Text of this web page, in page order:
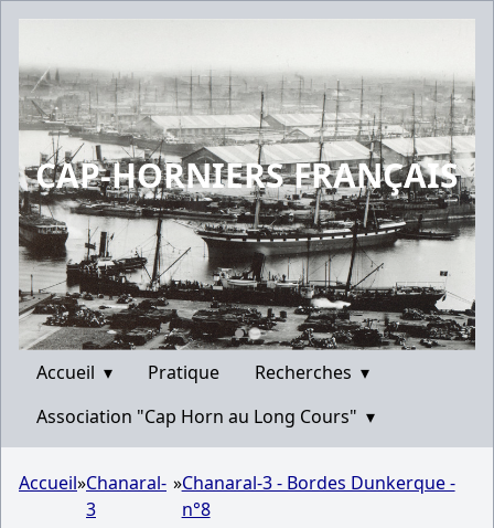
CAP-HORNIERS FRANÇAIS
Accueil ▾ Pratique Recherches ▾
Association "Cap Horn au Long Cours" ▾
Accueil»Chanaral-
3
»Chanaral-3 - Bordes Dunkerque -
n°8